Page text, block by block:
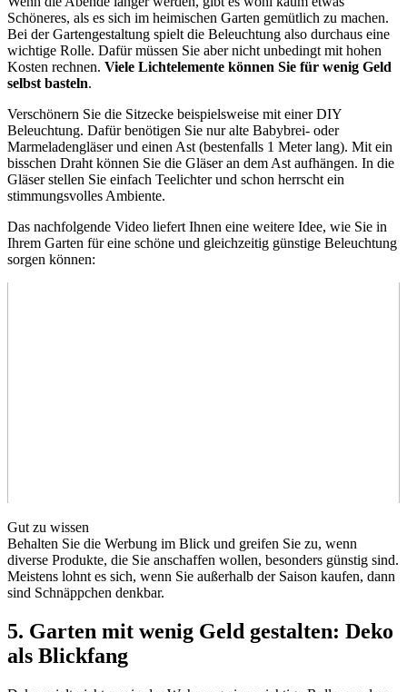
Schöneres, als es sich im heimischen Garten gemütlich zu machen.
Bei der Gartengestaltung spielt die Beleuchtung also durchaus eine
wichtige Rolle. Dafür müssen Sie aber nicht unbedingt mit hohen
Kosten rechnen. Viele Lichtelemente können Sie für wenig Geld
selbst basteln.
Verschönern Sie die Sitzecke beispielsweise mit einer DIY
Beleuchtung. Dafür benötigen Sie nur alte Babybrei- oder
Marmeladengläser und einen Ast (bestenfalls 1 Meter lang). Mit ein
bisschen Draht können Sie die Gläser an dem Ast aufhängen. In die
Gläser stellen Sie einfach Teelichter und schon herrscht ein
stimmungsvolles Ambiente.
Das nachfolgende Video liefert Ihnen eine weitere Idee, wie Sie in
Ihrem Garten für eine schöne und gleichzeitig günstige Beleuchtung
sorgen können:
Gut zu wissen
Behalten Sie die Werbung im Blick und greifen Sie zu, wenn
diverse Produkte, die Sie anschaffen wollen, besonders günstig sind.
Meistens lohnt es sich, wenn Sie außerhalb der Saison kaufen, dann
sind Schnäppchen denkbar.
5. Garten mit wenig Geld gestalten: Deko
als Blickfang